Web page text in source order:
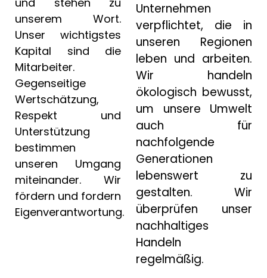
unserem Wort.
Unser wichtigstes
Kapital sind die
Mitarbeiter.
Gegenseitige
Wertschätzung,
Respekt und
Unterstützung
bestimmen
unseren Umgang
miteinander. Wir
fördern und fordern
Eigenverantwortung.
Unternehmen
verpflichtet, die in
unseren Regionen
leben und arbeiten.
Wir handeln
ökologisch bewusst,
um unsere Umwelt
auch für
nachfolgende
Generationen
lebenswert zu
gestalten. Wir
überprüfen unser
nachhaltiges
Handeln
regelmäßig.